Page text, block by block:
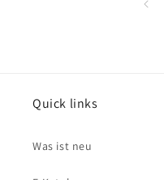
Quick links
Was ist neu